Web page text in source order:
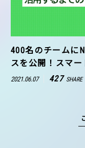
400名のチームに
スを公開！スマ
2021.06.07 427 SHARE